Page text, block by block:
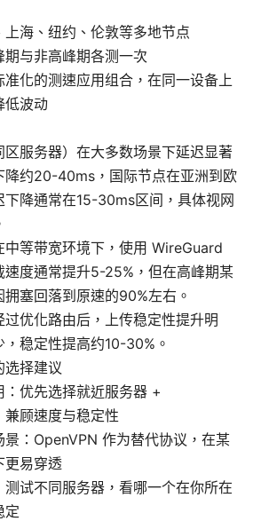
上海、纽约、伦敦等多地节点
期与非高峰期各测一次
准化的测速应用组合，在同一设备上
低波动
区服务器）在大多数场景下延迟显著
降约20-40ms，国际节点在亚洲到欧
下降通常在15-30ms区间，具体视网
中等带宽环境下，使用 WireGuard
速度通常提升5-25%，但在高峰期某
塞回落到原速的90%左右。
过优化路由后，上传稳定性提升明
，稳定性提高约10-30%。
选择建议
：优先选择就近服务器 +
顾速度与稳定性
景：OpenVPN 作为替代协议，在某
更易穿透
测试不同服务器，看哪一个在你所在
定